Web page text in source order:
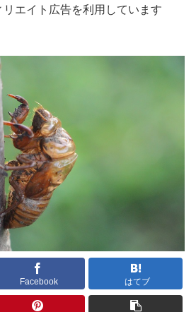
リエイト広告を利用しています
Facebook はてブ